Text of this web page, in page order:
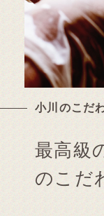
小川のこだ
最高級
のこだ